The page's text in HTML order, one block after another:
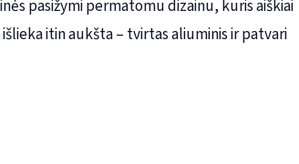
pasižymi permatomu dizainu, kuris aiškiai
itin aukšta – tvirtas aliuminis ir patvari